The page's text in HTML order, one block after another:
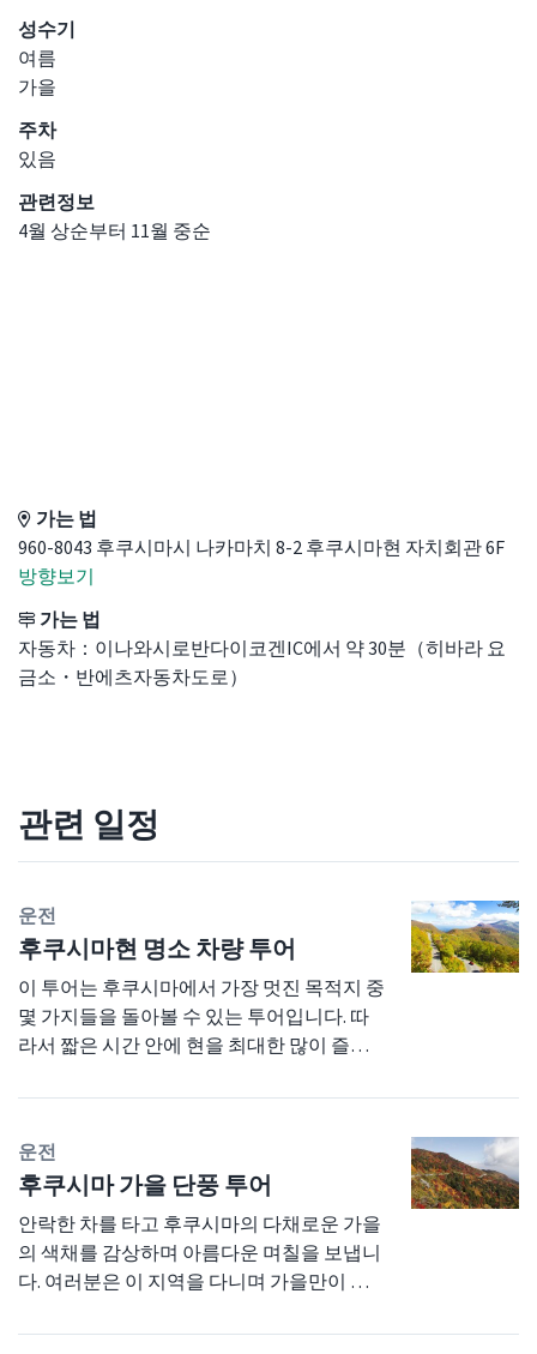
성수기
여름
가을
주차
있음
관련정보
4월 상순부터 11월 중순
가는 법
960-8043 후쿠시마시 나카마치 8-2 후쿠시마현 자치회관 6F
방향보기
가는 법
자동차：이나와시로반다이코겐IC에서 약 30분（히바라 요
금소・반에츠자동차도로）
관련 일정
운전
후쿠시마현 명소 차량 투어
이 투어는 후쿠시마에서 가장 멋진 목적지 중
몇 가지들을 돌아볼 수 있는 투어입니다. 따
라서 짧은 시간 안에 현을 최대한 많이 즐겨
자연, 전통 마을, 그리고 도중에 현지식 소바
어의 모든 지점을 돌아보려면 자동차를 렌트
하는 것이 필수입니다. 3일 동안 천천히 둘러
볼수도 있고 우라반다이 지역에서 하룻밤을
묵지 않고 이틀 동안 투어를 할 수도 있습니
다. 후쿠시마 역에서 아름다운 우라반다이 지
세요. 반다이 아즈마 스카이라인 길을 택하여
운전
후쿠시마 가을 단풍 투어
안락한 차를 타고 후쿠시마의 다채로운 가을
의 색채를 감상하며 아름다운 며칠을 보냅니
다. 여러분은 이 지역을 다니며 가을만이 선
됩니다. 창문 밖에 펼쳐지는 이 지역의 최고